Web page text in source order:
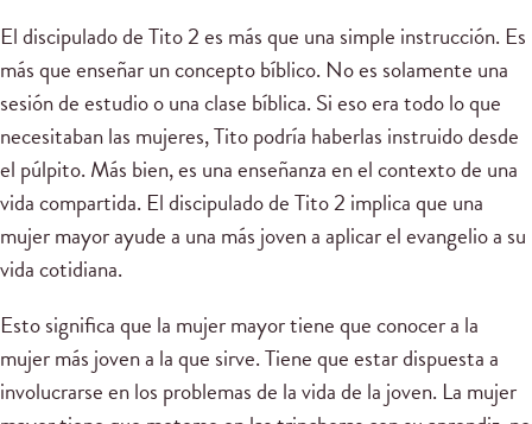
El discipulado de Tito 2 es más que una simple instrucción. Es
más que enseñar un concepto bíblico. No es solamente una
sesión de estudio o una clase bíblica. Si eso era todo lo que
necesitaban las mujeres, Tito podría haberlas instruido desde
el púlpito. Más bien, es una enseñanza en el contexto de una
vida compartida. El discipulado de Tito 2 implica que una
mujer mayor ayude a una más joven a aplicar el evangelio a su
vida cotidiana.
Esto significa que la mujer mayor tiene que conocer a la
mujer más joven a la que sirve. Tiene que estar dispuesta a
involucrarse en los problemas de la vida de la joven. La mujer